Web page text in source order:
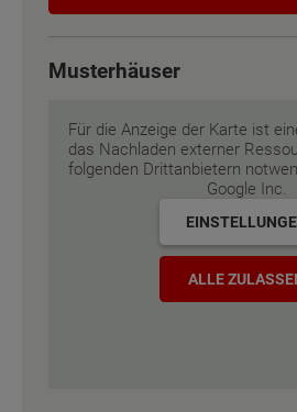
Außenmaße
Energiestandard
Inklusivausstattung
Außenmaße
Energiestandard
Inklusivausstattung
Musterhäuser
Für die Anzeige der Karte ist
das Nachladen externer
folgenden Drittanbietern
Google Inc.
ALLE